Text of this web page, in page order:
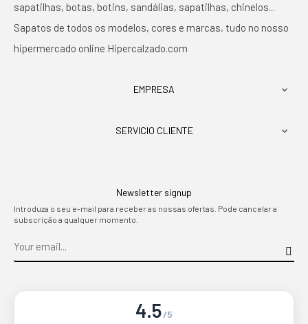
sapatilhas, botas, botins, sandálias, sapatilhas, chinelos...
Sapatos de todos os modelos, cores e marcas, tudo no nosso
hipermercado online Hipercalzado.com
EMPRESA 
SERVICIO CLIENTE 
Newsletter signup
Introduza o seu e-mail para receber as nossas ofertas. Pode cancelar a
subscrição a qualquer momento.
4.5/5